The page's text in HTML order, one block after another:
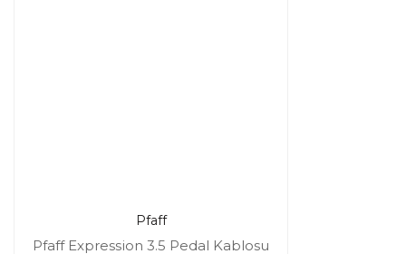
Pfaff
Pfaff Expression 3.5 Pedal Kablosu